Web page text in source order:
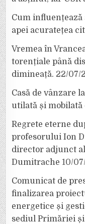
Cum influențează
apei acuratețea
Vremea în
torențiale până
dimineață. 22/07/
Casă de vânzare
utilată și mobilată
Regrete eterne
profesorului Ion
director adjunct
Dumitrache 10/
Comunicat de
finalizarea
energetice și
sediul Primăriei